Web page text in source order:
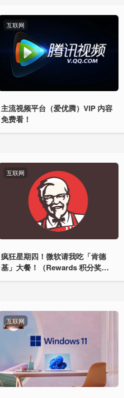
互联网
主流视频平台（爱优腾）VIP 内容
免费看！
互联网
疯狂星期四！微软请我吃「肯德
基」大餐！（Rewards 积分奖励
计划）
互联网